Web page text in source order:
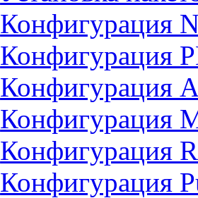
Конфигурация
Конфигурация
Конфигурация
Конфигурация
Конфигурация
Конфигурация